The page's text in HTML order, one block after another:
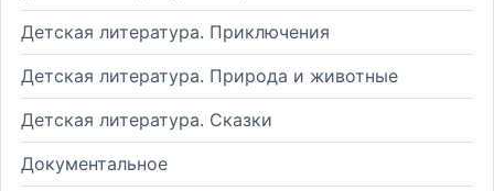
Детская литература. Приключения
Детская литература. Природа и животные
Детская литература. Сказки
Документальное